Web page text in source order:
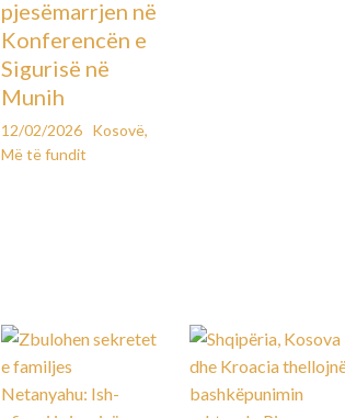
pjesëmarrjen në
Konferencën e
Sigurisë në
Munih
12/02/2026 Kosovë,
Më të fundit